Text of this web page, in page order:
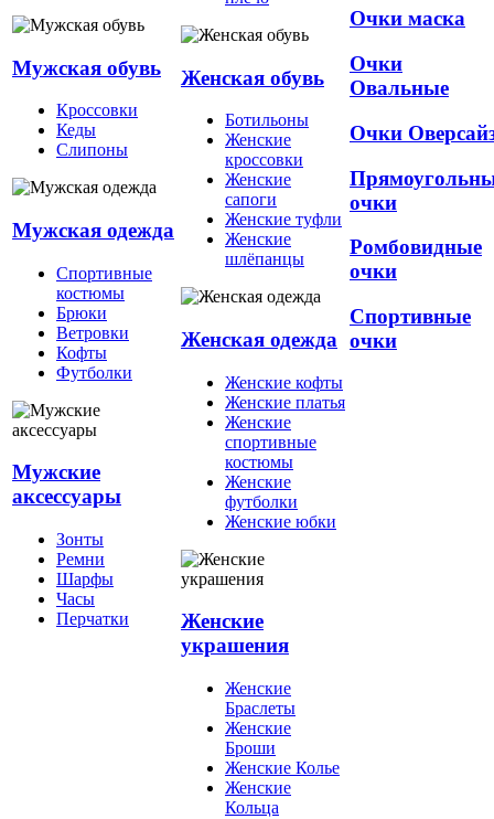
Мужская обувь
Кроссовки
Кеды
Слипоны
Мужская одежда
Спортивные
костюмы
Брюки
Ветровки
Кофты
Футболки
Мужские
аксессуары
Зонты
Ремни
Шарфы
Часы
Перчатки
Женская обувь
Ботильоны
Женские
кроссовки
Женские
сапоги
Женские туфли
Женские
шлёпанцы
Женская одежда
Женские кофты
Женские платья
Женские
спортивные
костюмы
Женские
футболки
Женские юбки
Женские
украшения
Женские
Браслеты
Женские
Броши
Женские Колье
Женские
Кольца
Очки маска
Очки
Овальные
Очки
очки
Ромбовидные
очки
Спортивные
очки